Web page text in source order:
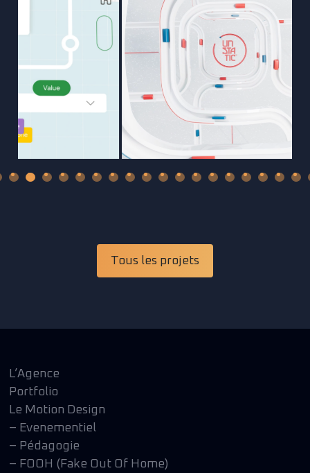
Tous les projets
L’Agence
Portfolio
Le Motion Design
– Evenementiel
– Pédagogie
– FOOH (Fake Out Of Home)